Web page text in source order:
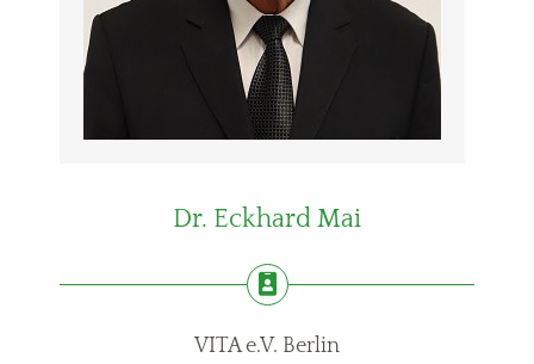
Dr. Eckhard Mai
VITA e.V. Berlin